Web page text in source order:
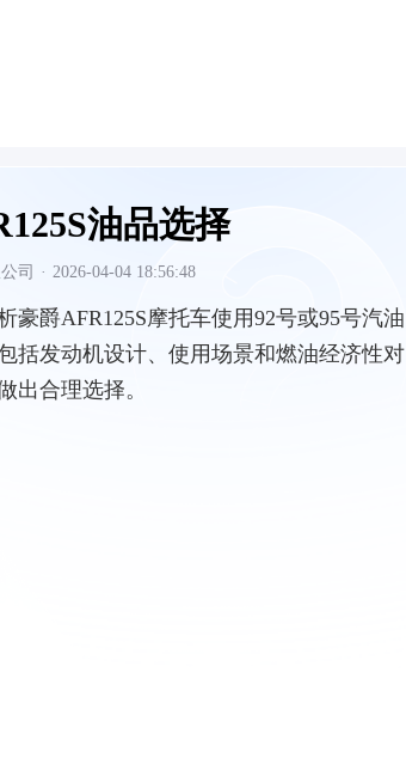
油品选择
司 · 2026-04-04 18:56:48
豪爵AFR125S摩托车使用92号或95号汽油
括发动机设计、使用场景和燃油经济性对
出合理选择。